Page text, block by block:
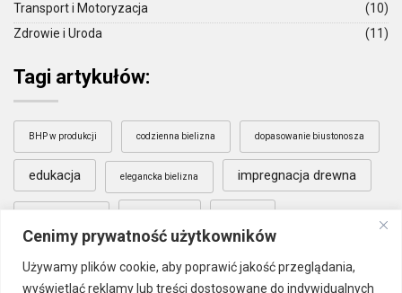
Cenimy prywatność użytkowników
Używamy plików cookie, aby poprawić jakość przeglądania,
wyświetlać reklamy lub treści dostosowane do indywidualnych
Transport i Motoryzacja
(10)
Zdrowie i Uroda
(11)
Tagi artykułów:
BHP w produkcji codzienna bielizna dopasowanie biustonosza
edukacja elegancka bielizna impregnacja drewna